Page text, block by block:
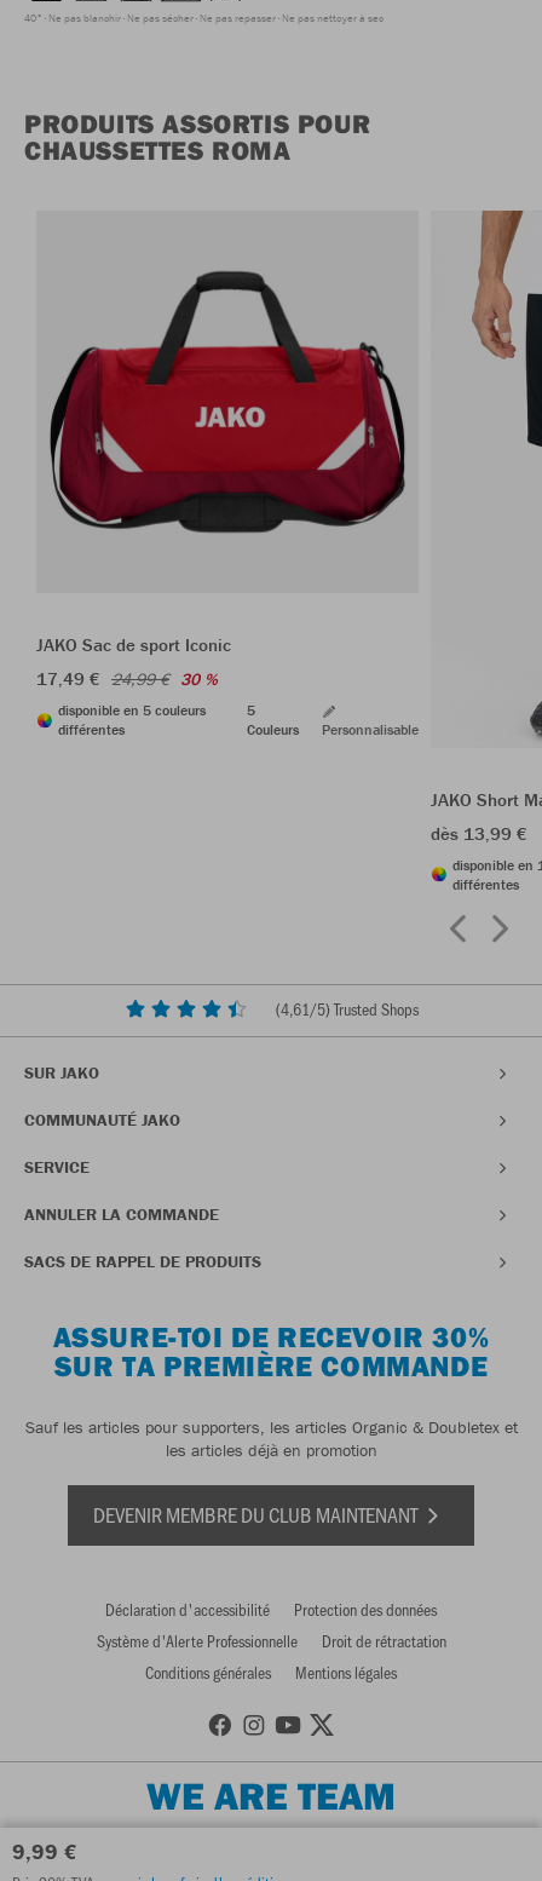
9,99 €
40° Ne pas blanchir Ne pas sécher Ne pas repasser Ne pas nettoyer à sec
PRODUITS ASSORTIS POUR
CHAUSSETTES ROMA
JAKO Sac de sport Iconic
17,49 € 24,99 € 30 %
disponible en 5 couleurs
différentes
5
Couleurs
Personnalisable
JAKO Short
dès 13,99 €
disponible en
différentes
(4,61/5) Trusted Shops
SUR JAKO
COMMUNAUTÉ JAKO
SERVICE
ANNULER LA COMMANDE
SACS DE RAPPEL DE PRODUITS
ASSURE-TOI DE RECEVOIR 30%
SUR TA PREMIÈRE COMMANDE
Sauf les articles pour supporters, les articles Organic & Doubletex et
les articles déjà en promotion
DEVENIR MEMBRE DU CLUB MAINTENANT
Déclaration d'accessibilité
Protection des données
Système d'Alerte Professionnelle
Droit de rétractation
Conditions générales
Mentions légales
WE ARE TEAM